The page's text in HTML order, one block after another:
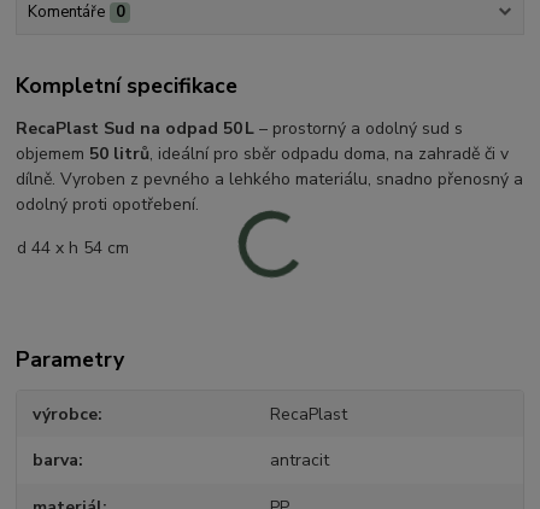
Komentáře 0
Kompletní specifikace
RecaPlast Sud na odpad 50 L – prostorný a odolný sud s
objemem 50 litrů, ideální pro sběr odpadu doma, na zahradě či v
dílně. Vyroben z pevného a lehkého materiálu, snadno přenosný a
odolný proti opotřebení.
d 44 x h 54 cm
Parametry
výrobce RecaPlast
barva antracit